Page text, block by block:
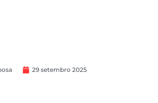
29 setembro 2025